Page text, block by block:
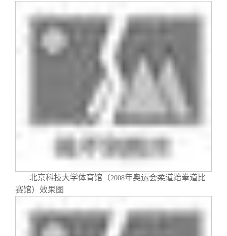
北京科技大学体育馆（2008年奥运会柔道跆拳道比
赛馆）效果图